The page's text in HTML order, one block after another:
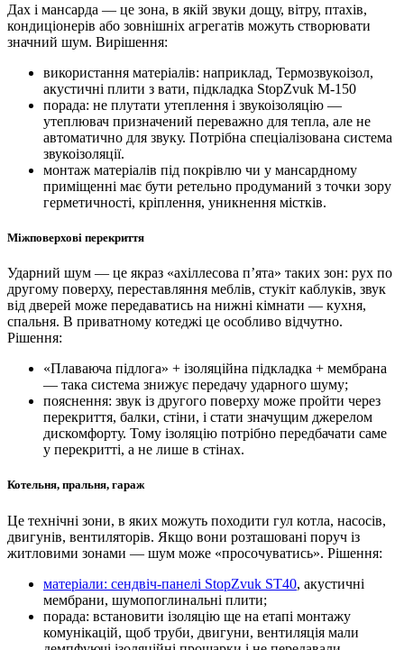
Дах і мансарда — це зона, в якій звуки дощу, вітру, птахів,
кондиціонерів або зовнішніх агрегатів можуть створювати
значний шум. Вирішення:
використання матеріалів: наприклад, Термозвукоізол,
акустичні плити з вати, підкладка StopZvuk M-150
порада: не плутати утеплення і звукоізоляцію —
утеплювач призначений переважно для тепла, але не
автоматично для звуку. Потрібна спеціалізована система
звукоізоляції.
монтаж матеріалів під покрівлю чи у мансардному
приміщенні має бути ретельно продуманий з точки зору
герметичності, кріплення, уникнення містків.
Міжповерхові перекриття
Ударний шум — це якраз «ахіллесова п’ята» таких зон: рух по
другому поверху, переставляння меблів, стукіт каблуків, звук
від дверей може передаватись на нижні кімнати — кухня,
спальня. В приватному котеджі це особливо відчутно.
Рішення:
«Плаваюча підлога» + ізоляційна підкладка + мембрана
— така система знижує передачу ударного шуму;
пояснення: звук із другого поверху може пройти через
перекриття, балки, стіни, і стати значущим джерелом
дискомфорту. Тому ізоляцію потрібно передбачати саме
у перекритті, а не лише в стінах.
Котельня, пральня, гараж
Це технічні зони, в яких можуть походити гул котла, насосів,
двигунів, вентиляторів. Якщо вони розташовані поруч із
житловими зонами — шум може «просочуватись». Рішення:
матеріали: сендвіч-панелі StopZvuk ST40, акустичні
мембрани, шумопоглинальні плити;
порада: встановити ізоляцію ще на етапі монтажу
комунікацій, щоб труби, двигуни, вентиляція мали